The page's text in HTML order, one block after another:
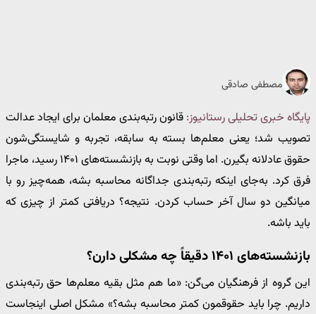
مصطفی صادقی
پایگاه خبری تحلیلی رستانیوز: قانون رتبه‌بندی معلمان برای ایجاد عدالت
تصویب شد؛ یعنی معلم‌ها بسته به سابقه، تجربه و شایستگی‌شون
حقوق عادلانه بگیرن. اما وقتی نوبت به بازنشسته‌های ۱۴۰۱ رسید، ماجرا
فرق کرد. به‌جای اینکه رتبه‌بندی جداگانه محاسبه بشه، همه‌چیز رو با
میانگین دو سال آخر حساب کردن. نتیجه؟ دریافتی کمتر از چیزی که
باید باشه.
بازنشسته‌های ۱۴۰۱ دقیقاً چه مشکلی دارن؟
این گروه از فرهنگیان می‌گن: «ما هم مثل بقیه معلم‌ها حق رتبه‌بندی
داریم. چرا باید حقوقمون کمتر محاسبه بشه؟» مشکل اصلی اینجاست